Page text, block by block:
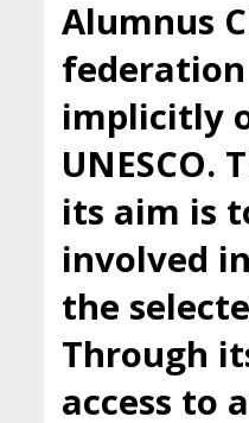
Alumnus
federation
implicitly
its aim is
involved
the
Through
access to